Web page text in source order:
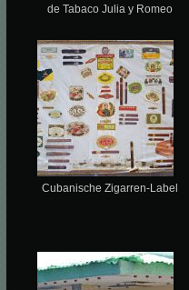
de Tabaco Julia y Romeo
Cubanische Zigarren-Label